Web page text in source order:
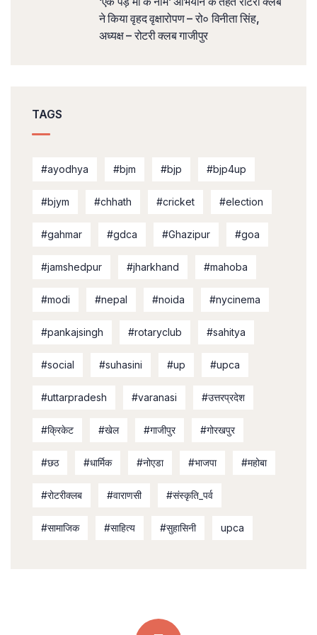
ने किया वृहद वृक्षारोपण – रो० विनीता सिंह,
अध्यक्ष – रोटरी क्लब गाजीपुर
TAGS
#ayodhya #bjm #bjp #bjp4up
#bjym #chhath #cricket #election
#gahmar #gdca #Ghazipur #goa
#jamshedpur #jharkhand #mahoba
#modi #nepal #noida #nycinema
#pankajsingh #rotaryclub #sahitya
#social #suhasini #up #upca
#uttarpradesh #varanasi #उत्तरप्रदेश
#क्रिकेट #खेल #गाजीपुर #गोरखपुर
#छठ #धार्मिक #नोएडा #भाजपा #महोबा
#रोटरीक्लब #वाराणसी #संस्कृति_पर्व
#सामाजिक #साहित्य #सुहासिनी upca